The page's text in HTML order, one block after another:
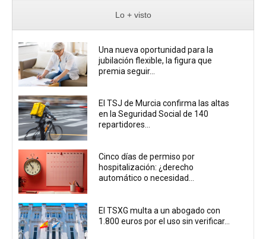
Lo + visto
Una nueva oportunidad para la
jubilación flexible, la figura que
premia seguir...
El TSJ de Murcia confirma las altas
en la Seguridad Social de 140
repartidores...
Cinco días de permiso por
hospitalización: ¿derecho
automático o necesidad...
El TSXG multa a un abogado con
1.800 euros por el uso sin verificar...